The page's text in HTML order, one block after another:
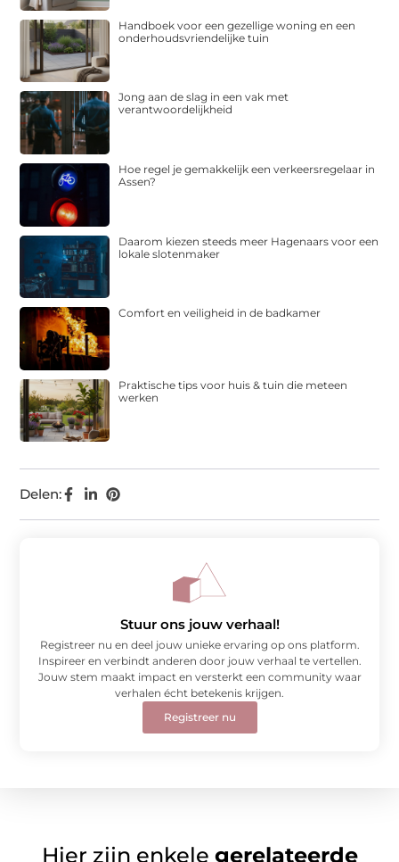
Delen:
Handboek voor een gezellige woning en een
onderhoudsvriendelijke tuin
Jong aan de slag in een vak met
verantwoordelijkheid
Hoe regel je gemakkelijk een verkeersregelaar in
Assen?
Daarom kiezen steeds meer Hagenaars voor een
lokale slotenmaker
Comfort en veiligheid in de badkamer
Praktische tips voor huis & tuin die meteen
werken
Stuur ons jouw verhaal!
Registreer nu en deel jouw unieke ervaring op ons platform.
Inspireer en verbindt anderen door jouw verhaal te vertellen.
Jouw stem maakt impact en versterkt een community waar
verhalen écht betekenis krijgen.
Registreer nu
Hier zijn enkele gerelateerde